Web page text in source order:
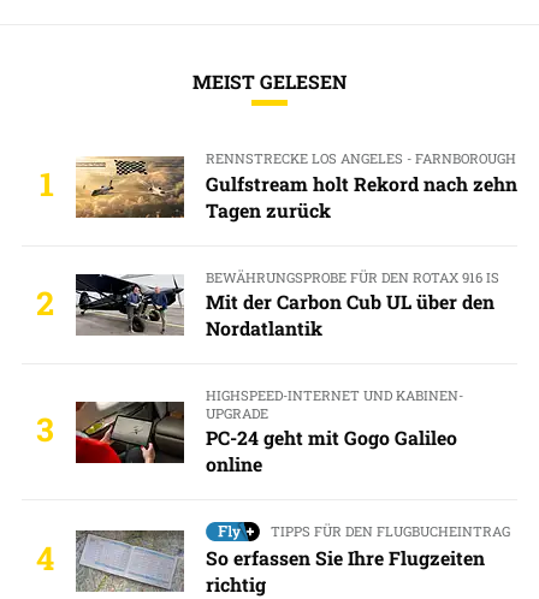
MEIST GELESEN
1
RENNSTRECKE LOS ANGELES - FARNBOROUGH
Gulfstream holt Rekord nach zehn
Tagen zurück
2
BEWÄHRUNGSPROBE FÜR DEN ROTAX 916 IS
Mit der Carbon Cub UL über den
Nordatlantik
3
HIGHSPEED-INTERNET UND KABINEN-
UPGRADE
PC-24 geht mit Gogo Galileo
online
4
TIPPS FÜR DEN FLUGBUCHEINTRAG
So erfassen Sie Ihre Flugzeiten
richtig